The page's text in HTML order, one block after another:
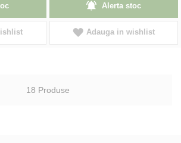
Alerta stoc
Adauga in wishlist
18 Produse